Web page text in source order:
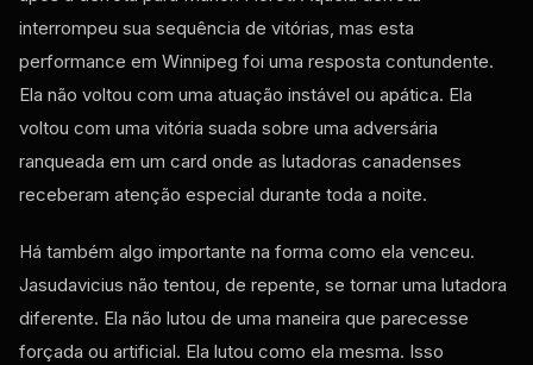
interrompeu sua sequência de vitórias, mas esta
performance em Winnipeg foi uma resposta contundente.
Ela não voltou com uma atuação instável ou apática. Ela
voltou com uma vitória suada sobre uma adversária
ranqueada em um card onde as lutadoras canadenses
receberam atenção especial durante toda a noite.
Há também algo importante na forma como ela venceu.
Jasudavicius não tentou, de repente, se tornar uma lutadora
diferente. Ela não lutou de uma maneira que parecesse
forçada ou artificial. Ela lutou como ela mesma. Isso